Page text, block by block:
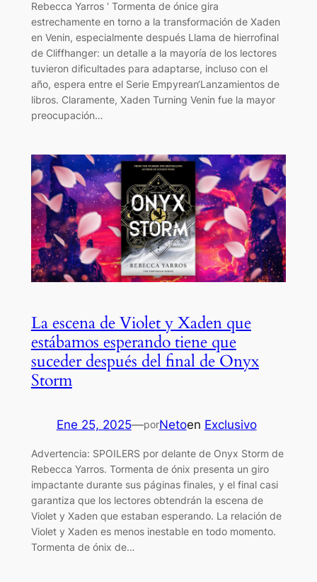
Rebecca Yarros ‘ Tormenta de ónice gira
estrechamente en torno a la transformación de Xaden
en Venin, especialmente después Llama de hierrofinal
de Cliffhanger: un detalle a la mayoría de los lectores
tuvieron dificultades para adaptarse, incluso con el
año, espera entre el Serie Empyrean‘Lanzamientos de
libros. Claramente, Xaden Turning Venin fue la mayor
preocupación…
La escena de Violet y Xaden que
estábamos esperando tiene que
suceder después del final de Onyx
Storm
Ene 25, 2025—porNetoen Exclusivo
Advertencia: SPOILERS por delante de Onyx Storm de
Rebecca Yarros. Tormenta de ónix presenta un giro
impactante durante sus páginas finales, y el final casi
garantiza que los lectores obtendrán la escena de
Violet y Xaden que estaban esperando. La relación de
Violet y Xaden es menos inestable en todo momento.
Tormenta de ónix de…